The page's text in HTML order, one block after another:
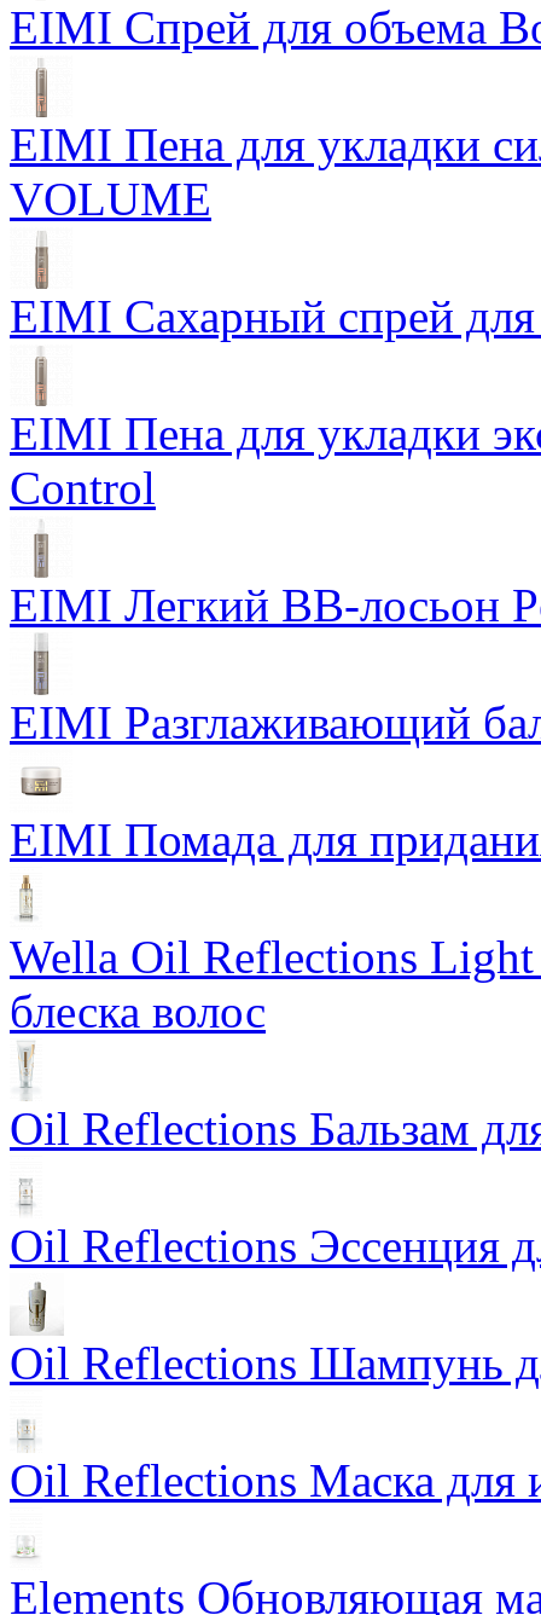
EIMI Спрей для объема
EIMI Пена для укладки
VOLUME
EIMI Сахарный спрей
EIMI Пена для укладки
Control
EIMI Легкий BB-лосьон
EIMI Разглаживающий
EIMI Помада для
Wella Oil Reflections
блеска волос
Oil Reflections Бальзам
Oil Reflections Эссенция
Oil Reflections Шампунь
Oil Reflections Маска для
Elements Обновляющая